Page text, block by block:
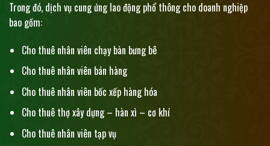
Trong đó, dịch vụ cung ứng lao động phổ thông cho doanh nghiệp
bao gồm:
Cho thuê nhân viên chạy bàn bưng bê
Cho thuê nhân viên bán hàng
Cho thuê nhân viên bốc xếp hàng hóa
Cho thuê thợ xây dựng – hàn xì – cơ khí
Cho thuê nhân viên tạp vụ